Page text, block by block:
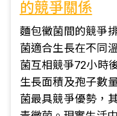
的競爭關係
麵包黴菌間的競爭
菌適合生長在不同
菌互相競爭72小時
生長面積及孢子數
菌最具競爭優勢，